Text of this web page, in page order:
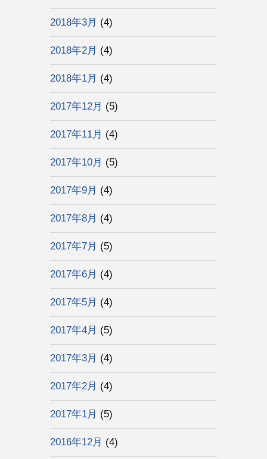
2018年3月 (4)
2018年2月 (4)
2018年1月 (4)
2017年12月 (5)
2017年11月 (4)
2017年10月 (5)
2017年9月 (4)
2017年8月 (4)
2017年7月 (5)
2017年6月 (4)
2017年5月 (4)
2017年4月 (5)
2017年3月 (4)
2017年2月 (4)
2017年1月 (5)
2016年12月 (4)